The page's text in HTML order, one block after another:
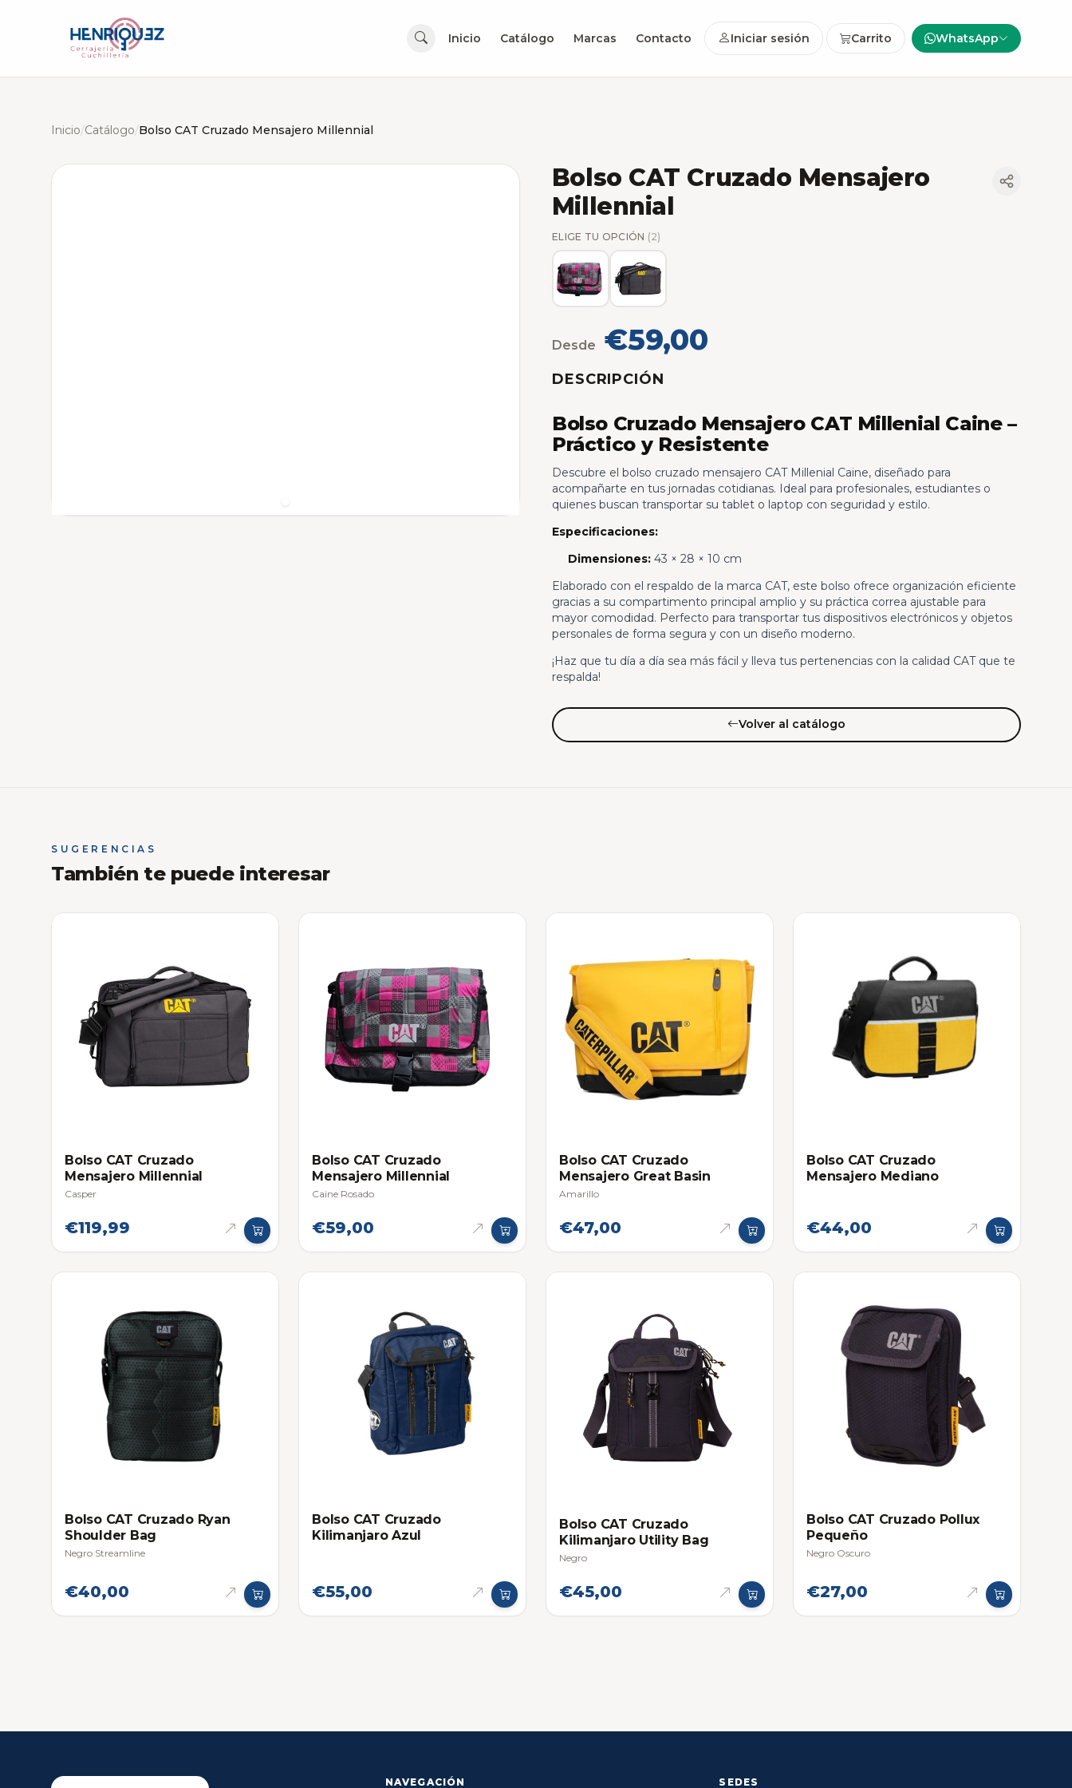
Inicio Catálogo Marcas Contacto Iniciar sesión Carrito WhatsApp
Inicio/Catálogo/Bolso CAT Cruzado Mensajero Millennial
Bolso CAT Cruzado Mensajero
Millennial
ELIGE TU OPCIÓN (2)
Desde €59,00
DESCRIPCIÓN
Bolso Cruzado Mensajero CAT Millenial Caine –
Práctico y Resistente
Descubre el bolso cruzado mensajero CAT Millenial Caine, diseñado para
acompañarte en tus jornadas cotidianas. Ideal para profesionales, estudiantes o
quienes buscan transportar su tablet o laptop con seguridad y estilo.
Especificaciones:
Dimensiones:43 × 28 × 10 cm
Elaborado con el respaldo de la marca CAT, este bolso ofrece organización eficiente
gracias a su compartimento principal amplio y su práctica correa ajustable para
mayor comodidad. Perfecto para transportar tus dispositivos electrónicos y objetos
personales de forma segura y con un diseño moderno.
¡Haz que tu día a día sea más fácil y lleva tus pertenencias con la calidad CAT que te
respalda!
Volver al catálogo
SUGERENCIAS
También te puede interesar
Bolso CAT Cruzado
Mensajero Millennial
Casper
€119,99
Bolso CAT Cruzado
Mensajero Millennial
Caine Rosado
€59,00
Bolso CAT Cruzado
Mensajero Great Basin
Amarillo
€47,00
Bolso CAT Cruzado
Mensajero Mediano
€44,00
Bolso CAT Cruzado Ryan
Shoulder Bag
Negro Streamline
€40,00
Bolso CAT Cruzado
Kilimanjaro Azul
€55,00
Bolso CAT Cruzado
Kilimanjaro Utility Bag
Negro
€45,00
Bolso CAT Cruzado Pollux
Pequeño
Negro Oscuro
€27,00
NAVEGACIÓN SEDES